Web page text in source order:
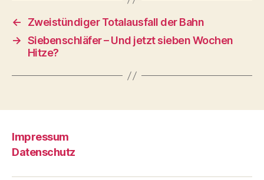
←
Zweistündiger Totalausfall der Bahn
→ Siebenschläfer – Und jetzt sieben Wochen
Hitze?
Impressum
Datenschutz